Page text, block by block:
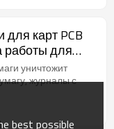
для карт PCB
работы для
уничтожит
журналы с
best possible